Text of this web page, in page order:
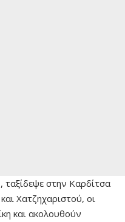
στην Καρδίτσα
Χατζηχαριστού, οι
και ακολουθούν